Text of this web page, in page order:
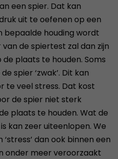
een spier. Dat kan
uit te oefenen op een
bepaalde houding wordt
de spiertest zal dan zijn
plaats te houden. Soms
spier ‘zwak’. Dit kan
te veel stress. Dat kost
de spier niet sterk
plaats te houden. Wat de
kan zeer uiteenlopen. We
dan ook binnen een
onder meer veroorzaakt